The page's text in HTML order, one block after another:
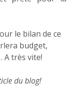
le bilan de ce
budget,
A très vite!
du blog!